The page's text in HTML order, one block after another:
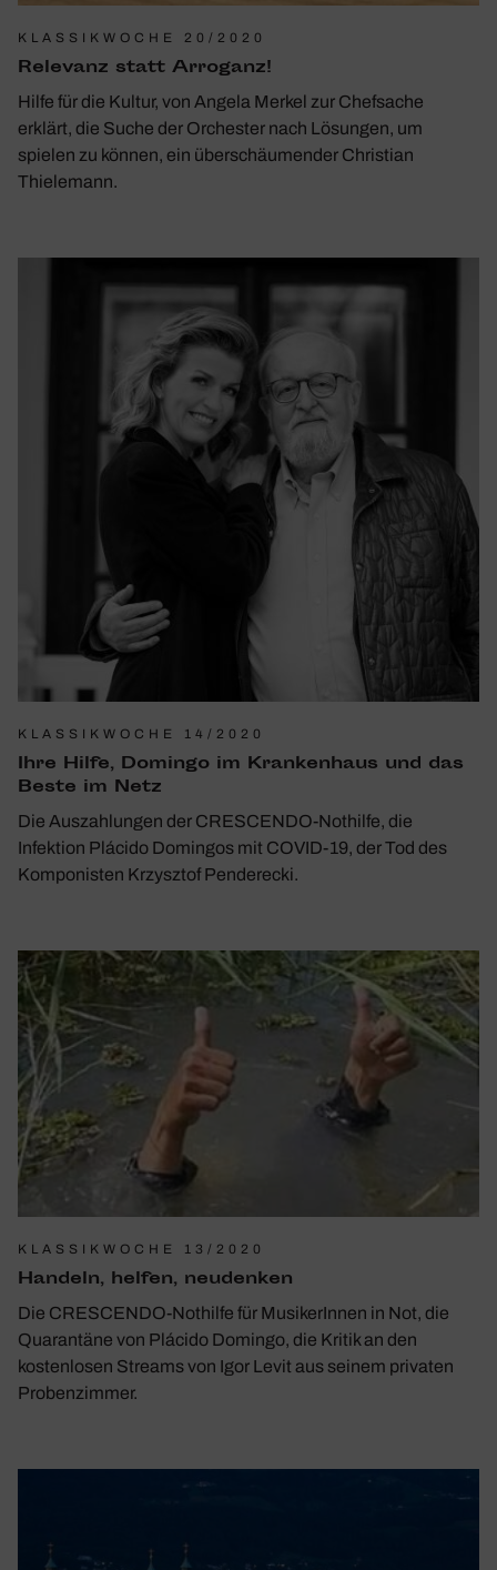
KLASSIKWOCHE 20/2020
Rele­vanz statt Arro­ganz!
Hilfe für die Kultur, von Angela Merkel zur Chefsache
erklärt, die Suche der Orchester nach Lösungen, um
spielen zu können, ein überschäumender Christian
Thielemann.
KLASSIKWOCHE 14/2020
Ihre Hilfe, Domingo im Kran­ken­haus und das
Beste im Netz
Die Auszahlungen der CRESCENDO-Nothilfe, die
Infektion Plácido Domingos mit COVID-19, der Tod des
Komponisten Krzysztof Penderecki.
KLASSIKWOCHE 13/2020
Handeln, helfen, neudenken
Die CRESCENDO-Nothilfe für MusikerInnen in Not, die
Quarantäne von Plácido Domingo, die Kritik an den
kostenlosen Streams von Igor Levit aus seinem privaten
Probenzimmer.